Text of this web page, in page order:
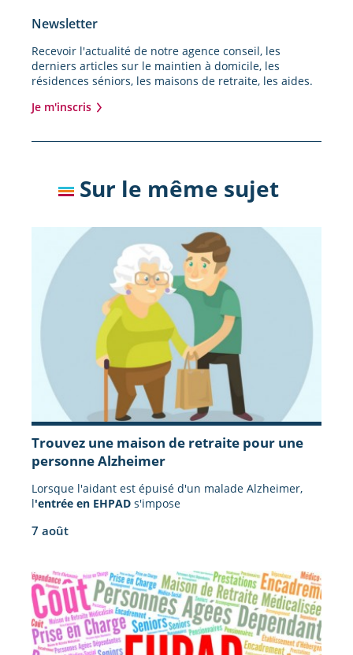
Newsletter
Recevoir l'actualité de notre agence conseil, les
derniers articles sur le maintien à domicile, les
résidences séniors, les maisons de retraite, les aides.
Je m'inscris
Sur le même sujet
Trouvez une maison de retraite pour une
personne Alzheimer
Lorsque l'aidant est épuisé d'un malade Alzheimer,
l'entrée en EHPAD s'impose
7 août